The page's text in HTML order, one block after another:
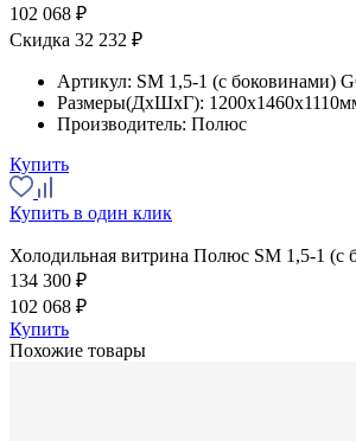
102 068 ₽
Скидка 32 232 ₽
Артикул: SM 1,5-1 (с боковинами)
Размеры(ДхШхГ):
Производитель: Полюс
Купить
Купить в один клик
Холодильная витрина Полюс SM 1,5-1 (с
134 300 ₽
102 068 ₽
Купить
Похожие товары